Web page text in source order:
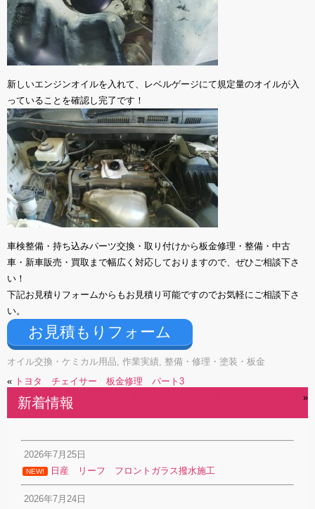
新しいエンジンオイルを入れて、レベルゲージにて規定量のオイルが入
っていることを確認し完了です！
車検整備・持ち込みパーツ交換・取り付けから板金修理・整備・中古
車・新車販売・買取まで幅広く対応しておりますので、ぜひご相談下さ
い！
下記お見積りフォームからもお見積り可能ですのでお気軽にご相談下さ
い。
お見積もりフォーム
オイル交換・ケミカル用品, 作業実績, 整備・修理・塗装・板金
« トヨタ チェイサー 板金修理 パート3
»
新着情報
2026年7月25日
NEW! 日産 リーフ フロントガラス撥水施工
2026年7月24日